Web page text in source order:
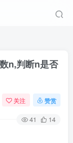
n,判断n是否
关注 赞赏
41 14